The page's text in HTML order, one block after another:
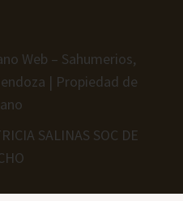
Web – Sahumerios,
| Propiedad de
SALINAS SOC DE